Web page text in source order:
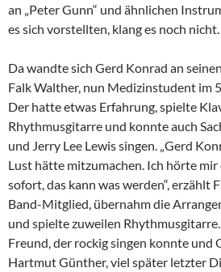
an „Peter Gunn“ und ähnlichen
es sich vorstellten, klang es noch nicht.
Da wandte sich Gerd Konrad an
Falk Walther, nun Medizinstudent im
Der hatte etwas Erfahrung, spielte
Rhythmusgitarre und konnte auch
und Jerry Lee Lewis singen. „Gerd
Lust hätte mitzumachen. Ich hörte mir
sofort, das kann was werden“, erzählt
Band-Mitglied, übernahm die
und spielte zuweilen
Freund, der rockig singen konnte und
Hartmut Günther, viel später letzter